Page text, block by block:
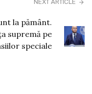
NEXT ARTICLE
la pământ.
supremă pe
speciale